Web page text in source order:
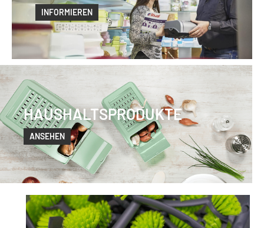
INFORMIEREN
HAUSHALTSPRODUKTE
ANSEHEN